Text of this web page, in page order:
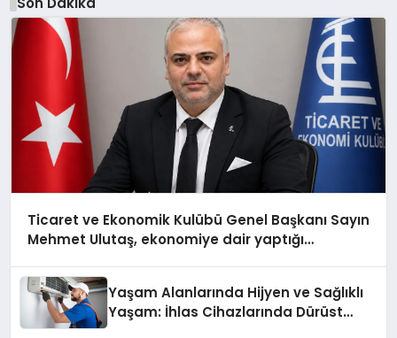
Ticaret ve Ekonomik Kulübü Genel Başkanı Sayın
Mehmet Ulutaş, ekonomiye dair yaptığı
Yaşam Alanlarında Hijyen ve Sağlıklı
Yaşam: İhlas Cihazlarında Dürüst